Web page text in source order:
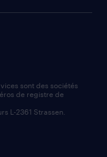
sont des sociétés
de registre de
L-2361 Strassen.